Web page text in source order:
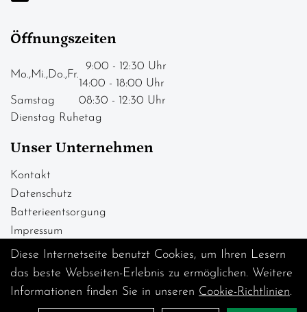
Öffnungszeiten
Mo.,Mi.,Do.,Fr.
9:00 - 12:30 Uhr
14:00 - 18:00 Uhr
Samstag
08:30 - 12:30 Uhr
Dienstag Ruhetag
Unser Unternehmen
Kontakt
Datenschutz
Batterieentsorgung
Impressum
Diese Internetseite benutzt Cookies, um Ihren Lesern
das beste Webseiten-Erlebnis zu ermöglichen. Weitere
Informationen finden Sie in unseren Cookie-Richtlinien.